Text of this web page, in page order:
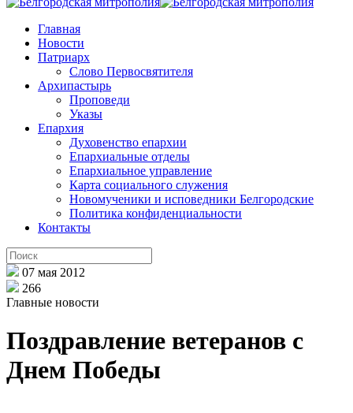
Главная
Новости
Патриарх
Слово Первосвятителя
Архипастырь
Проповеди
Указы
Епархия
Духовенство епархии
Епархиальные отделы
Епархиальное управление
Карта социального служения
Новомученики и исповедники Белгородские
Политика конфиденциальности
Контакты
07 мая 2012
266
Главные новости
Поздравление ветеранов с
Днем Победы